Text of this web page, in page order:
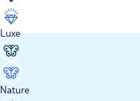
Luxe
Nature